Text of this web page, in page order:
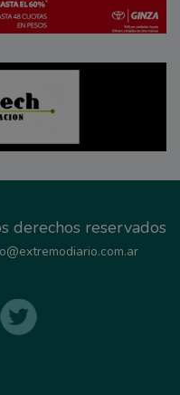
derechos reservados